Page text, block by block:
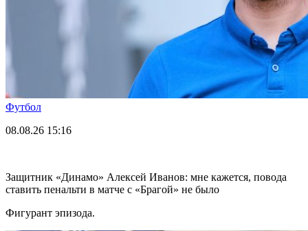
Футбол
08.08.26 15:16
Защитник «Динамо» Алексей Иванов: мне кажется, повода
ставить пенальти в матче с «Брагой» не было
Фигурант эпизода.